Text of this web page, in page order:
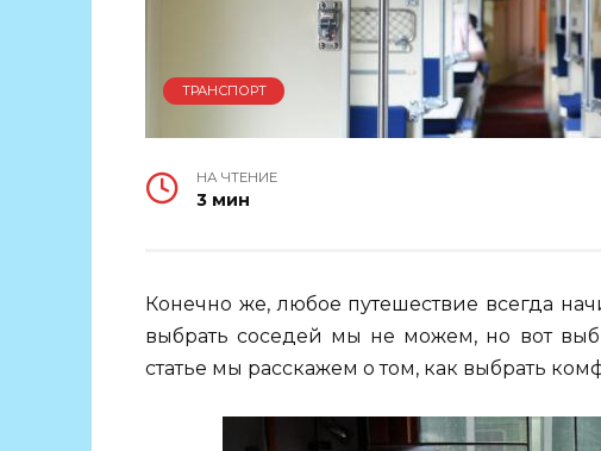
ТРАНСПОРТ
НА ЧТЕНИЕ
3 мин
Конечно же, любое путешествие всегда
выбрать соседей мы не можем, но вот
статье мы расскажем о том, как выбрать